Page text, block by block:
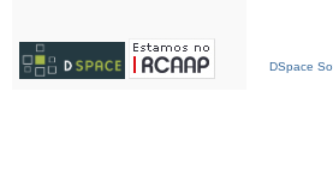
DSpace